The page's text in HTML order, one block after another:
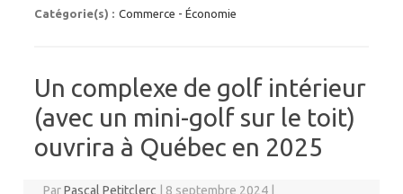
Catégorie(s) : Commerce - Économie
Un complexe de golf intérieur
(avec un mini-golf sur le toit)
ouvrira à Québec en 2025
ParPascal Petitclerc 8 septembre 2024